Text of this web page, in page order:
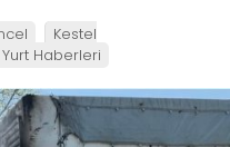
Kestel
Yurt Haberleri